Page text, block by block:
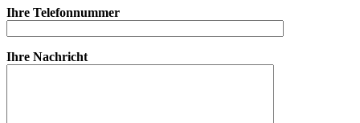
Ihre Telefonnummer
Ihre Nachricht